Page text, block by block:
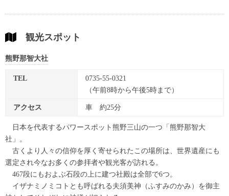
観光スポット
熊野那智大社
TEL
0735-55-0321
（午前8時から午後5時まで）
アクセス 車 約25分
日本を代表するパワースポット熊野三山の一つ「熊野那智大
社」。
古くより人々の信仰を厚く寄せられたこの場所は、世界遺産にも
選定され今なお多くの参拝者や観光客が訪れる。
467段にもおよぶ石段の上に建つ社殿は全部で6つ。
イザナミノミコトとも呼ばれる夫須美神（ふすみのかみ）を御主